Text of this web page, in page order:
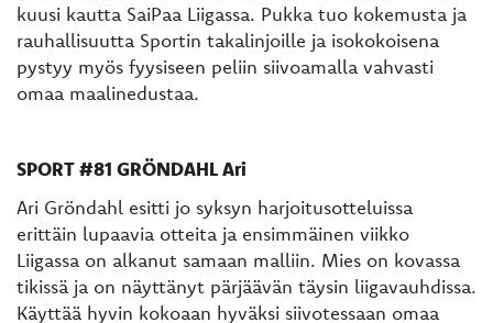
kuusi kautta SaiPaa Liigassa. Pukka tuo kokemusta ja
rauhallisuutta Sportin takalinjoille ja isokokoisena
pystyy myös fyysiseen peliin siivoamalla vahvasti
omaa maalinedustaa.
SPORT #81 GRÖNDAHL Ari
Ari Gröndahl esitti jo syksyn harjoitusotteluissa
erittäin lupaavia otteita ja ensimmäinen viikko
Liigassa on alkanut samaan malliin. Mies on kovassa
tikissä ja on näyttänyt pärjäävän täysin liigavauhdissa.
Käyttää hyvin kokoaan hyväksi siivotessaan omaa